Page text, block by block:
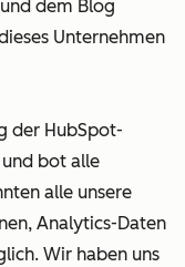
dem Blog
Unternehmen
der HubSpot-
bot alle
alle unsere
Analytics-Daten
Wir haben uns